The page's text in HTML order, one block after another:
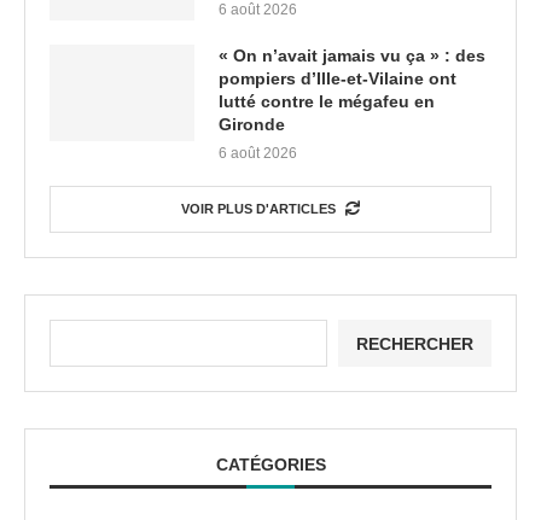
6 août 2026
« On n’avait jamais vu ça » : des
pompiers d’Ille-et-Vilaine ont
lutté contre le mégafeu en
Gironde
6 août 2026
VOIR PLUS D'ARTICLES
RECHERCHER
CATÉGORIES